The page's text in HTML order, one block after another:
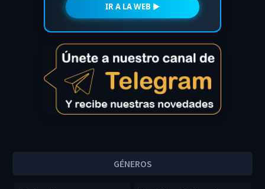
IR A LA WEB ►
GÉNEROS